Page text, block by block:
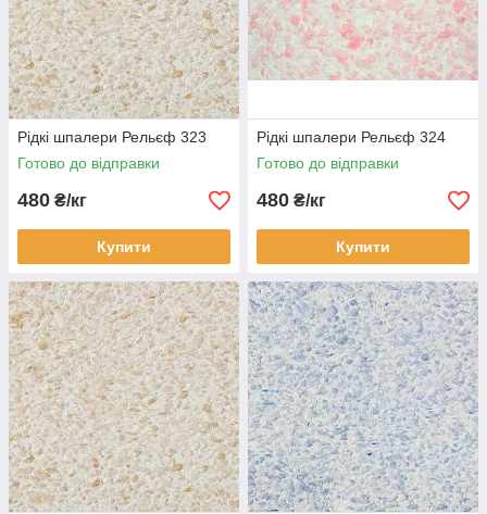
Рідкі шпалери Рельєф 323
Готово до відправки
480 ₴/кг
Купити
Рідкі шпалери Рельєф 324
Готово до відправки
480 ₴/кг
Купити